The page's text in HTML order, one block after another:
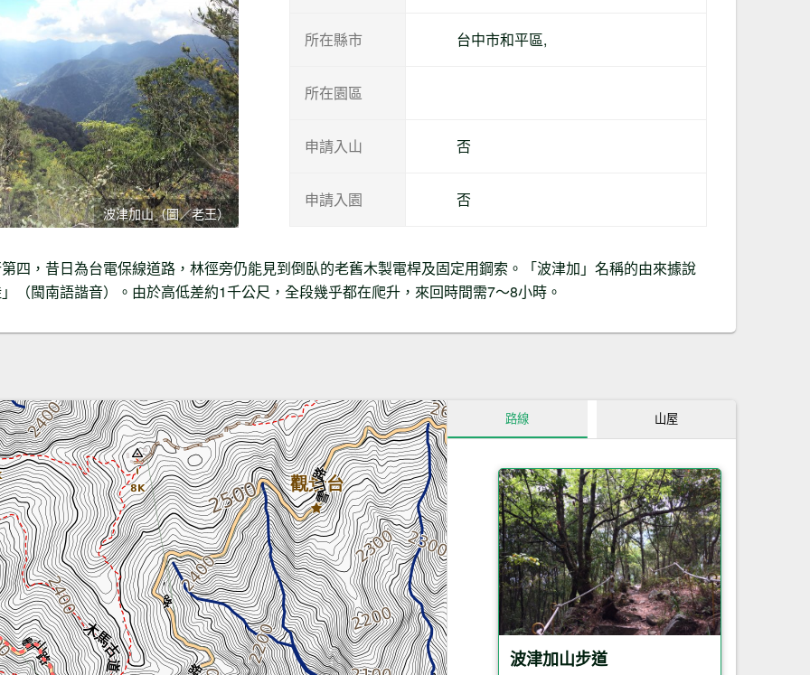
波津加山（圖／老王）
所在縣市 台中市和平區,
所在園區
申請入山 否
申請入園 否
四，昔日為台電保線道路，林徑旁仍能見到倒臥的老舊木製電桿及固定用鋼索。「波津加」名稱的由來據說
（閩南語諧音）。由於高低差約1千公尺，全段幾乎都在爬升，來回時間需7～8小時。
路線 山屋
波津加山步道